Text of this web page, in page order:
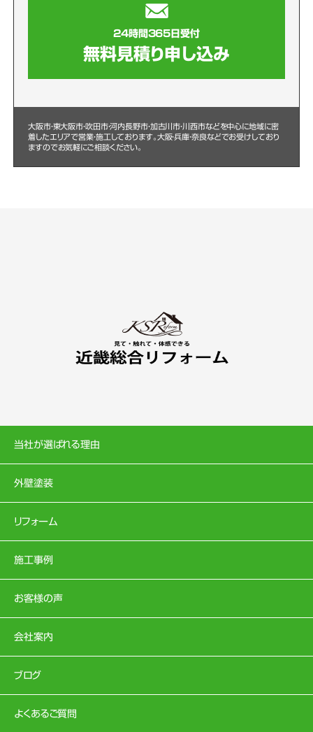
24時間365日受付
無料見積り申し込み
大阪市・東大阪市・吹田市・河内長野市・加古川市・川西市などを中心に地域に密
着したエリアで営業・施工しております。大阪・兵庫・奈良などでお受けしており
ますのでお気軽にご相談ください。
当社が選ばれる理由
外壁塗装
リフォーム
施工事例
お客様の声
会社案内
ブログ
よくあるご質問